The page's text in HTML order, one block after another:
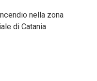
nella zona
di Catania